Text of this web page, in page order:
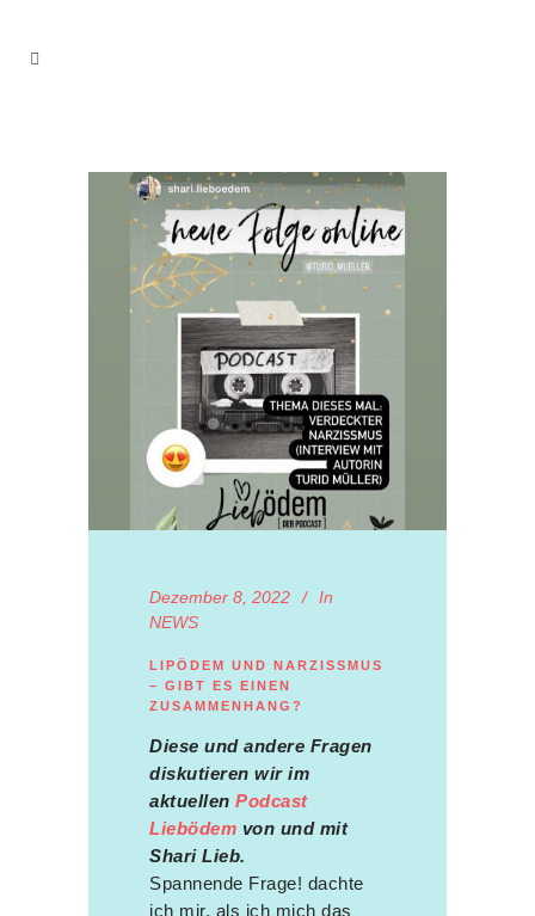
Dezember 8, 2022
In
NEWS
LIPÖDEM UND NARZISSMUS
– GIBT ES EINEN
ZUSAMMENHANG?
Diese und andere Fragen
diskutieren wir im
aktuellen Podcast
Liebödem von und mit
Shari Lieb.
Spannende Frage! dachte
ich mir, als ich mich das